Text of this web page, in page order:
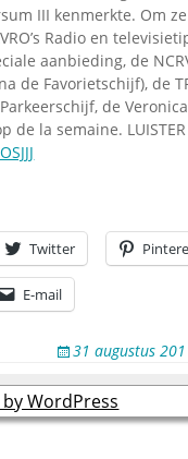
III kenmerkte. Om
Radio en
aanbieding, de
de Favorietschijf), de
Parkeerschijf, de
de la semaine.
Twitter
E-mail
31 augustus
WordPress theme